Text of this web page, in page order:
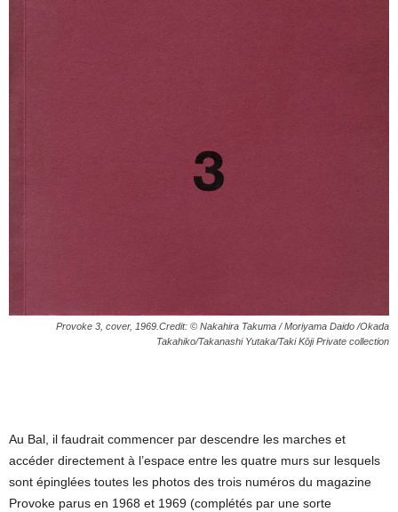
Provoke 3, cover, 1969.Credit: © Nakahira Takuma / Moriyama Daido /Okada
Takahiko/Takanashi Yutaka/Taki Kōji Private collection
Au Bal, il faudrait commencer par descendre les marches et
accéder directement à l’espace entre les quatre murs sur lesquels
sont épinglées toutes les photos des trois numéros du magazine
Provoke parus en 1968 et 1969 (complétés par une sorte